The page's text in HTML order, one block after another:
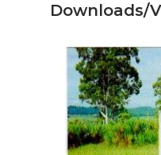
Downloads/